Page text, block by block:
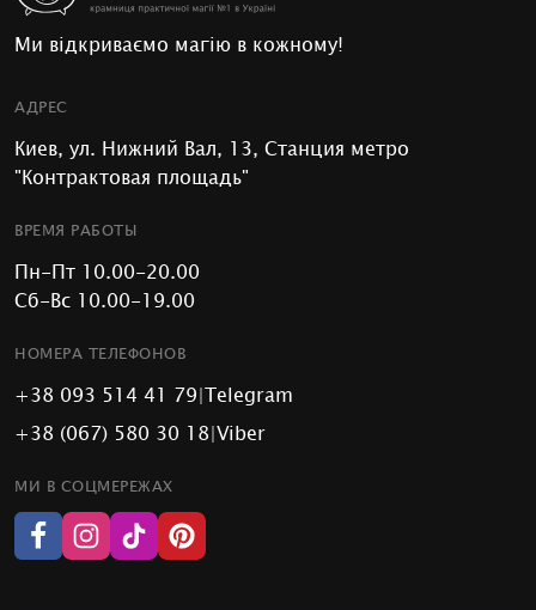
Ми відкриваємо магію в кожному!
АДРЕС
Киев, ул. Нижний Вал, 13, Станция метро
"Контрактовая площадь"
ВРЕМЯ РАБОТЫ
Пн-Пт 10.00-20.00
Сб-Вс 10.00-19.00
НОМЕРА ТЕЛЕФОНОВ
+38 093 514 41 79|Telegram
+38 (067) 580 30 18|Viber
МИ В СОЦМЕРЕЖАХ